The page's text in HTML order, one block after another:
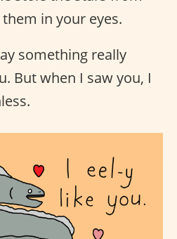
in your eyes.
something really
But when I saw you, I